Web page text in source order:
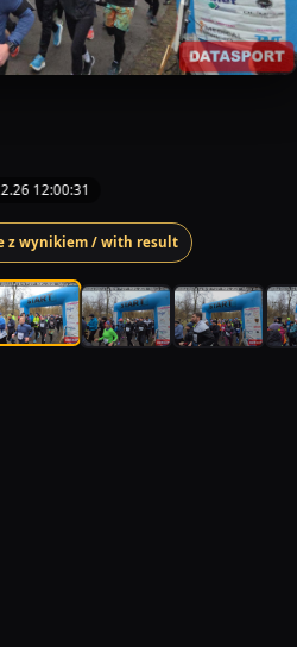
12:00:31
z wynikiem / with result